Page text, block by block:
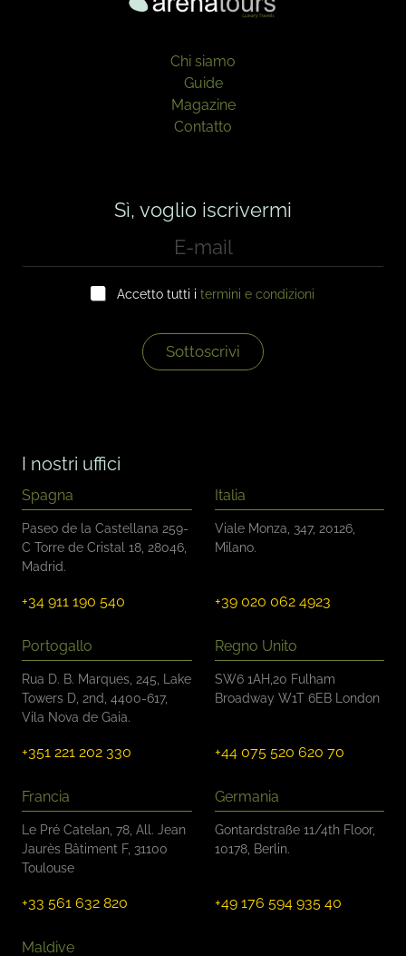
Chi siamo
Guide
Magazine
Contatto
Sì, voglio iscrivermi
m
n
t
r
o
l
l
o
Accetto tutti i termini e condizioni
Sottoscrivi
I nostri uffici
Spagna
Paseo de la Castellana 259-
C Torre de Cristal 18, 28046,
Madrid.
+34 911 190 540
Italia
Viale Monza, 347, 20126,
Milano.
+39 020 062 4923
Portogallo
Rua D. B. Marques, 245, Lake
Towers D, 2nd, 4400-617,
Vila Nova de Gaia.
+351 221 202 330
Regno Unito
SW6 1AH,20 Fulham
Broadway W1T 6EB London
+44 075 520 620 70
Francia
Le Pré Catelan, 78, All. Jean
Jaurès Bâtiment F, 31100
Toulouse
+33 561 632 820
Germania
Gontardstraße 11/4th Floor,
10178, Berlin.
+49 176 594 935 40
Maldive